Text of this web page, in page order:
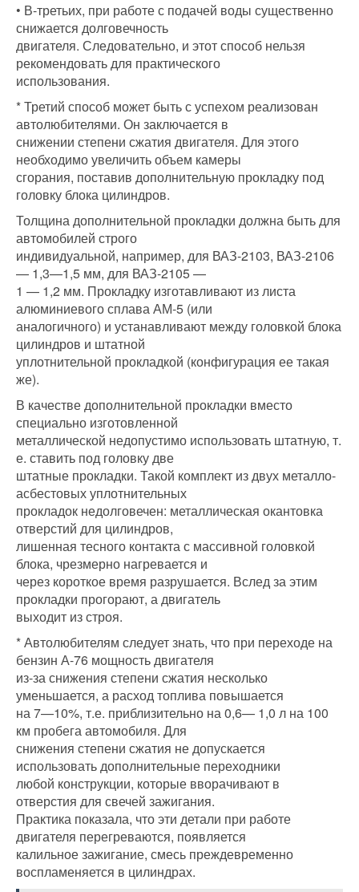
• В-третьих, при работе с подачей воды существенно
снижается долговечность
двигателя. Следовательно, и этот способ нельзя
рекомендовать для практического
использования.
* Третий способ может быть с успехом реализован
автолюбителями. Он заключается в
снижении степени сжатия двигателя. Для этого
необходимо увеличить объем камеры
сгорания, поставив дополнительную прокладку под
головку блока цилиндров.
Толщина дополнительной прокладки должна быть для
автомобилей строго
индивидуальной, например, для ВАЗ-2103, ВАЗ-2106
— 1,3—1,5 мм, для ВАЗ-2105 —
1 — 1,2 мм. Прокладку изготавливают из листа
алюминиевого сплава АМ-5 (или
аналогичного) и устанавливают между головкой блока
цилиндров и штатной
уплотнительной прокладкой (конфигурация ее такая
же).
В качестве дополнительной прокладки вместо
специально изготовленной
металлической недопустимо использовать штатную, т.
е. ставить под головку две
штатные прокладки. Такой комплект из двух металло-
асбестовых уплотнительных
прокладок недолговечен: металлическая окантовка
отверстий для цилиндров,
лишенная тесного контакта с массивной головкой
блока, чрезмерно нагревается и
через короткое время разрушается. Вслед за этим
прокладки прогорают, а двигатель
выходит из строя.
* Автолюбителям следует знать, что при переходе на
бензин А-76 мощность двигателя
из-за снижения степени сжатия несколько
уменьшается, а расход топлива повышается
на 7—10%, т.е. приблизительно на 0,6— 1,0 л на 100
км пробега автомобиля. Для
снижения степени сжатия не допускается
использовать дополнительные переходники
любой конструкции, которые вворачивают в
отверстия для свечей зажигания.
Практика показала, что эти детали при работе
двигателя перегреваются, появляется
калильное зажигание, смесь преждевременно
воспламеняется в цилиндрах.